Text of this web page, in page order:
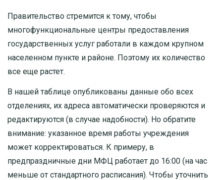
Правительство стремится к тому, чтобы
многофункциональные центры предоставления
государственных услуг работали в каждом крупном
населенном пункте и районе. Поэтому их количество
все еще растет.
В нашей таблице опубликованы данные обо всех
отделениях, их адреса автоматически проверяются и
редактируются (в случае надобности). Но обратите
внимание: указанное время работы учреждения
может корректироваться. К примеру, в
предпраздничные дни МФЦ работает до 16:00 (на час
меньше от стандартного расписания). Чтобы уточнить